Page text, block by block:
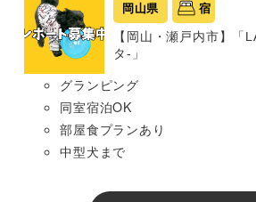
岡山県 宿
【岡山・瀬戸内市】「
タ-」
グランピング
同室宿泊OK
部屋食プランあり
中型犬まで